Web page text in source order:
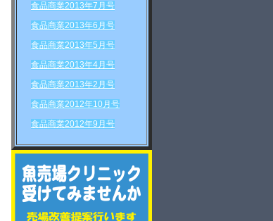
食品商業2013年7月号
食品商業2013年6月号
食品商業2013年5月号
食品商業2013年4月号
食品商業2013年2月号
食品商業2012年10月号
食品商業2012年9月号